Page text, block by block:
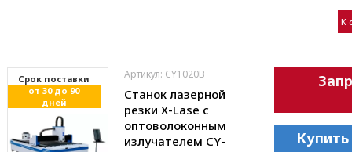
К
Cрок поставки
от 30 до 90
дней
Артикул: CY1020B
Станок лазерной
резки X-Lase с
оптоволоконным
излучателем CY-